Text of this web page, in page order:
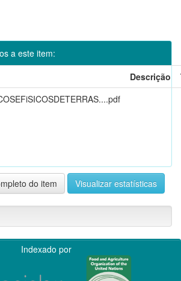
a este item:
Descrição
do item Visualizar estatísticas
Indexado por